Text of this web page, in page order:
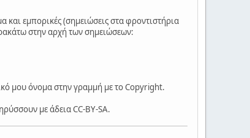
και εμπορικές (σημειώσεις στα φροντιστήρια
στην αρχή των σημειώσεων:
μου όνομα στην γραμμή με το Copyright.
με άδεια CC-BY-SA.